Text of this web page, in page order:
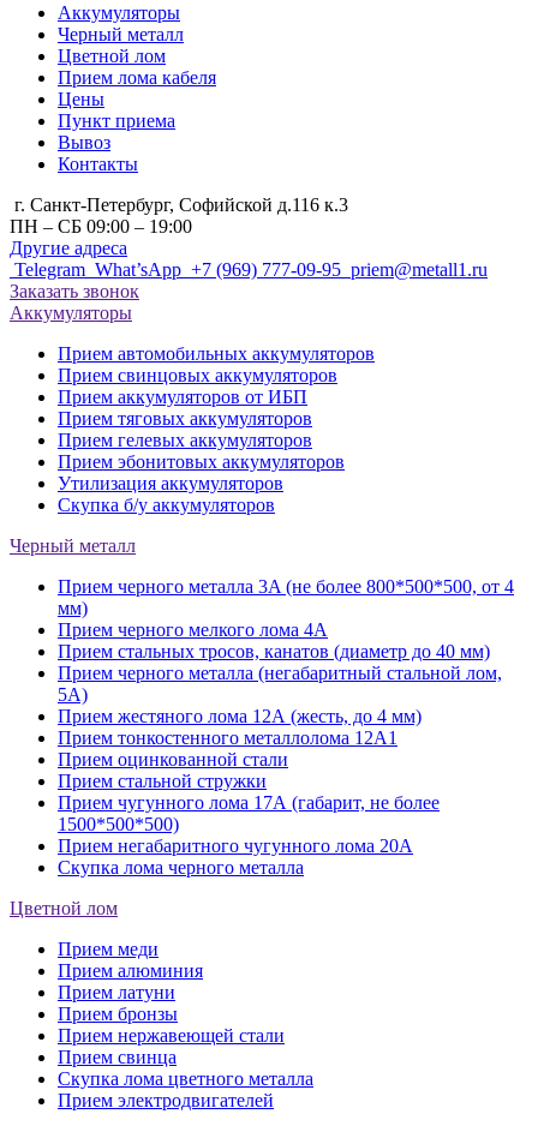
Аккумуляторы
Черный металл
Цветной лом
Прием лома кабеля
Цены
Пункт приема
Вывоз
Контакты
г. Санкт-Петербург, Cофийской д.116 к.3
ПН – СБ 09:00 – 19:00
Другие адреса
Telegram What’sApp +7 (969) 777-09-95 priem@metall1.ru
Заказать звонок
Аккумуляторы
Прием автомобильных аккумуляторов
Прием свинцовых аккумуляторов
Прием аккумуляторов от ИБП
Прием тяговых аккумуляторов
Прием гелевых аккумуляторов
Прием эбонитовых аккумуляторов
Утилизация аккумуляторов
Скупка б/у аккумуляторов
Черный металл
Прием черного металла 3A (не более 800*500*500, от 4
мм)
Прием черного мелкого лома 4А
Прием стальных тросов, канатов (диаметр до 40 мм)
Прием черного металла (негабаритный стальной лом,
5A)
Прием жестяного лома 12А (жесть, до 4 мм)
Прием тонкостенного металлолома 12А1
Прием оцинкованной стали
Прием стальной стружки
Прием чугунного лома 17А (габарит, не более
1500*500*500)
Прием негабаритного чугунного лома 20А
Скупка лома черного металла
Цветной лом
Прием меди
Прием алюминия
Прием латуни
Прием бронзы
Прием нержавеющей стали
Прием свинца
Скупка лома цветного металла
Прием электродвигателей